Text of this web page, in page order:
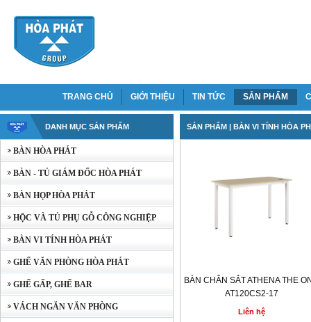
TRANG CHỦ GIỚI THIỆU TIN TỨC SẢN PHẨM
DANH MỤC SẢN PHẨM
BÀN HÒA PHÁT
BÀN - TỦ GIÁM ĐỐC HÒA PHÁT
BÀN HỌP HÒA PHÁT
HỘC VÀ TỦ PHỤ GỖ CÔNG NGHIỆP
BÀN VI TÍNH HÒA PHÁT
GHẾ VĂN PHÒNG HÒA PHÁT
GHẾ GẤP, GHẾ BAR
VÁCH NGĂN VĂN PHÒNG
SẢN PHẨM | BÀN VI TÍNH HÒA
BÀN CHÂN SẮT ATHENA THE
AT120CS2-17
Liên hệ